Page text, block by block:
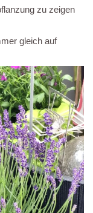
zu zeigen
gleich auf